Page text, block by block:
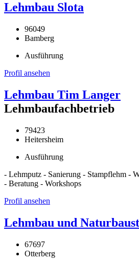
Lehmbau Slota
96049
Bamberg
Ausführung
Profil ansehen
Lehmbau Tim Langer
Lehmbaufachbetrieb
79423
Heitersheim
Ausführung
- Lehmputz - Sanierung - Stampflehm -
- Beratung - Workshops
Profil ansehen
Lehmbau und
67697
Otterberg